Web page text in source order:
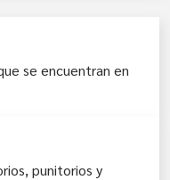
se encuentran en
punitorios y